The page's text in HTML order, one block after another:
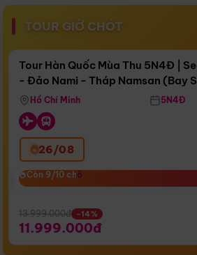
TOUR GIỜ CHÓT
Còn17 ngày 16:42:08
Bay Sun Phuquoc Airways
Tour Hàn Quốc Mùa Thu 5N4Đ |
- Đảo Nami - Tháp Namsan (Bay
Airways)
Hồ Chí Minh 5N4Đ
26/08
Còn 9/10 chỗ
Còn 9/10 chỗ
13.999.000đ -14%
11.999.000đ